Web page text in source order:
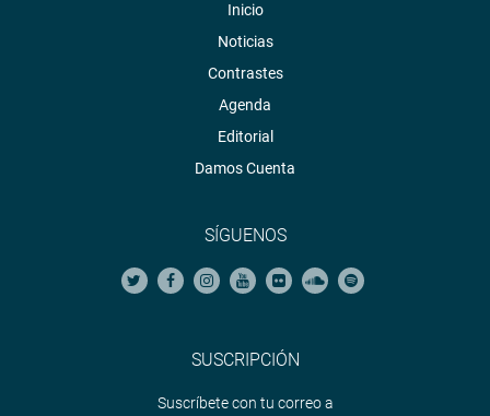
Inicio
Noticias
Contrastes
Agenda
Editorial
Damos Cuenta
SÍGUENOS
SUSCRIPCIÓN
Suscríbete con tu correo a